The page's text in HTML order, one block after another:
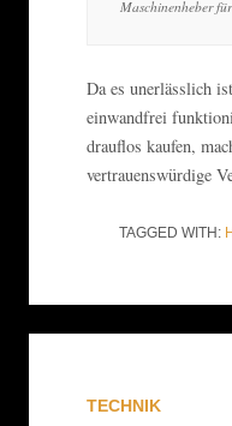
Maschinenheber
Da es unerlässlich
einwandfrei
drauflos kaufen,
vertrauenswürdige
TAGGED WITH:
TECHNIK